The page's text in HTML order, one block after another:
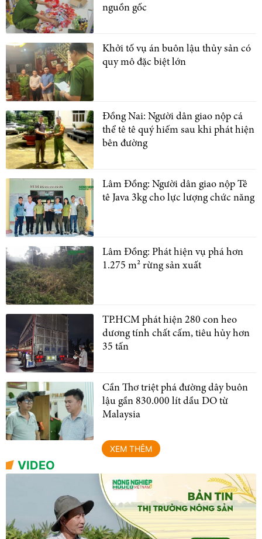
nguồn gốc
Khởi tố vụ án buôn lậu thủy sản có
quy mô đặc biệt lớn
Đồng Nai: Người dân giao nộp cá
thể tê tê quý hiếm sau khi phát hiện
bên đường
Lâm Đồng: Người dân giao nộp Tê
tê Java 3kg cho lực lượng chức năng
Lâm Đồng: Phát hiện vụ phá hơn
1.275 m² rừng sản xuất
TP.HCM phát hiện 280 con heo
dương tính chất cấm, tiêu hủy hơn
35 tấn
Cần Thơ triệt phá đường dây buôn
lậu gần 830.000 lít dầu DO từ
Malaysia
XEM THÊM
VIDEO